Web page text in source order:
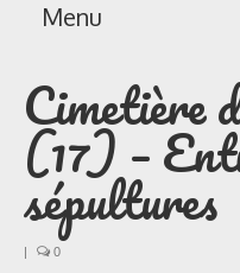
Menu
Les prestations
Les formules
Cimetière
(17) –
sépultures
0